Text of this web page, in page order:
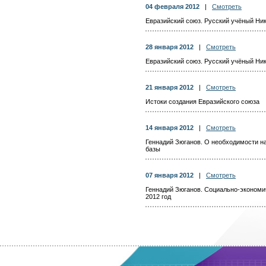
04 февраля 2012
Смотреть
Евразийский союз. Русский учёный
28 января 2012
Смотреть
Евразийский союз. Русский учёный
21 января 2012
Смотреть
Истоки создания Евразийского союза
14 января 2012
Смотреть
Геннадий Зюганов. О необходимости
базы
07 января 2012
Смотреть
Геннадий Зюганов. Социально-
2012 год